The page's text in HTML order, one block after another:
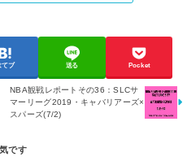
てブ 送る Pocket
NBA観戦レポートその36：SLCサ
マーリーグ2019・キャバリアーズ×
スパーズ(7/2)